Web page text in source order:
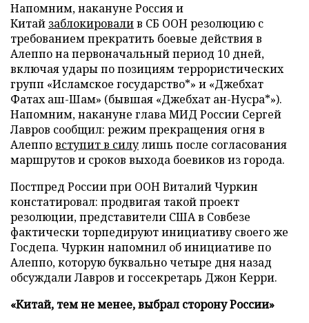
Напомним, накануне Россия и
Китай заблокировалив СБ ООН резолюцию с
требованием прекратить боевые действия в
Алеппо на первоначальный период 10 дней,
включая удары по позициям террористических
групп «Исламское государство*» и «Джебхат
Фатах аш-Шам» (бывшая «Джебхат ан-Нусра*»).
Напомним, накануне глава МИД России Сергей
Лавров сообщил: режим прекращения огня в
Алепповступит в силулишь после согласования
маршрутов и сроков выхода боевиков из города.
Постпред России при ООН Виталий Чуркин
констатировал: продвигая такой проект
резолюции, представители США в Совбезе
фактически торпедируют инициативу своего же
Госдепа. Чуркин напомнил об инициативе по
Алеппо, которую буквально четыре дня назад
обсуждали Лавров и госсекретарь Джон Керри.
«Китай, тем не менее, выбрал сторону России»